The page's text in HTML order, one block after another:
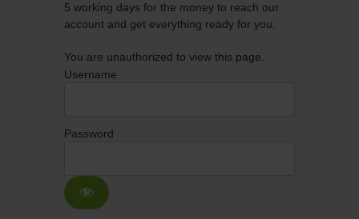
5 working days for the money to reach our
account and get everything ready for you.
You are unauthorized to view this page.
Username
Password